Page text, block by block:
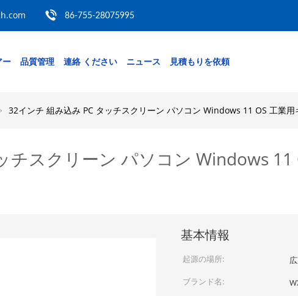
86-755-28075995
ー 品質管理 連絡 ください ニュース 見積もりを依頼
32インチ 組み込み PC タッチスクリーン パソコン Windows 11 OS 工業用
チスクリーン パソコン Windows
基本情報
起源の場所:
ブランド名: